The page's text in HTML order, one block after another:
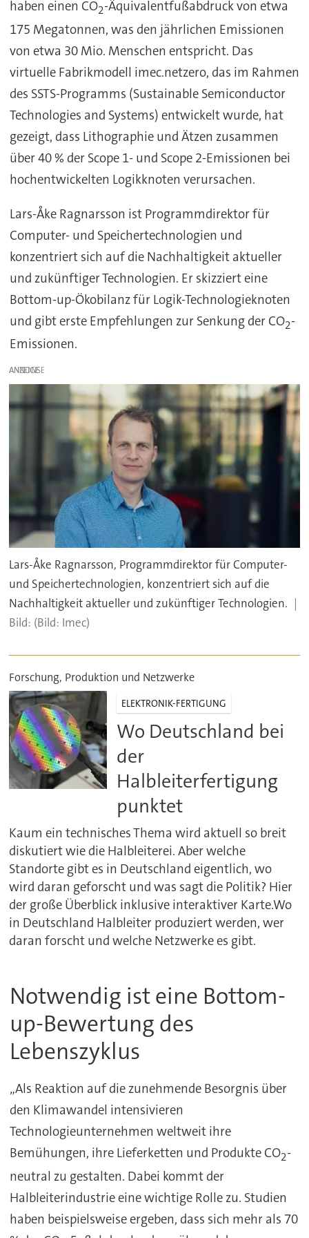
haben einen CO2-Äquivalentfußabdruck von etwa
175 Megatonnen, was den jährlichen Emissionen
von etwa 30 Mio. Menschen entspricht. Das
virtuelle Fabrikmodell imec.netzero, das im Rahmen
des SSTS-Programms (Sustainable Semiconductor
Technologies and Systems) entwickelt wurde, hat
gezeigt, dass Lithographie und Ätzen zusammen
über 40 % der Scope 1- und Scope 2-Emissionen bei
hochentwickelten Logikknoten verursachen.
Lars-Åke Ragnarsson ist Programmdirektor für
Computer- und Speichertechnologien und
konzentriert sich auf die Nachhaltigkeit aktueller
und zukünftiger Technologien. Er skizziert eine
Bottom-up-Ökobilanz für Logik-Technologieknoten
und gibt erste Empfehlungen zur Senkung der CO2-
Emissionen.
ANZEIGE
Lars-Åke Ragnarsson, Programmdirektor für Computer-
und Speichertechnologien, konzentriert sich auf die
Nachhaltigkeit aktueller und zukünftiger Technologien.
(Bild: Imec)
Forschung, Produktion und Netzwerke
ELEKTRONIK-FERTIGUNG
Wo Deutschland bei
der
Halbleiterfertigung
punktet
Kaum ein technisches Thema wird aktuell so breit
diskutiert wie die Halbleiterei. Aber welche
Standorte gibt es in Deutschland eigentlich, wo
wird daran geforscht und was sagt die Politik? Hier
der große Überblick inklusive interaktiver Karte.Wo
in Deutschland Halbleiter produziert werden, wer
daran forscht und welche Netzwerke es gibt.
Notwendig ist eine Bottom-
up-Bewertung des
Lebenszyklus
„Als Reaktion auf die zunehmende Besorgnis über
den Klimawandel intensivieren
Technologieunternehmen weltweit ihre
Bemühungen, ihre Lieferketten und Produkte CO2-
neutral zu gestalten. Dabei kommt der
Halbleiterindustrie eine wichtige Rolle zu. Studien
haben beispielsweise ergeben, dass sich mehr als 70